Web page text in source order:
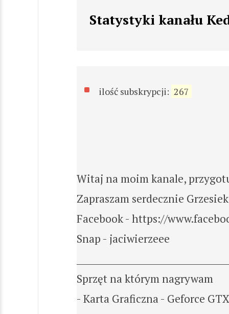
Statystyki kanału
ilość subskrypcji: 267
Witaj na moim kanale,
Zapraszam serdecznie Grzesiek
Facebook - https://
Snap - jaciwierzeee
Sprzęt na którym nagrywam
- Karta Graficzna - Geforce